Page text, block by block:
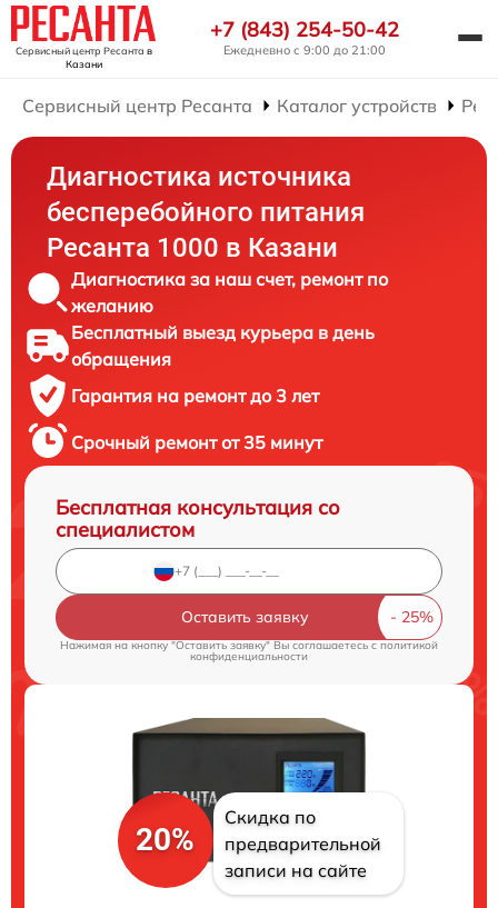
Сервисный центр Ресанта в
Казани
+7 (843) 254-50-42
Ежедневно с 9:00 до 21:00
Сервисный центр Ресанта Каталог устройств
Диагностика источника
бесперебойного питания
Ресанта 1000 в Казани
Диагностика за наш счет, ремонт по
желанию
Бесплатный выезд курьера в день
обращения
Гарантия на ремонт до 3 лет
Срочный ремонт от 35 минут
Бесплатная консультация со
специалистом
Оставить заявку
Нажимая на кнопку "Оставить заявку" Вы соглашаетесь cполитикой
конфиденциальности
20%
Скидка по
предварительной
записи на сайте